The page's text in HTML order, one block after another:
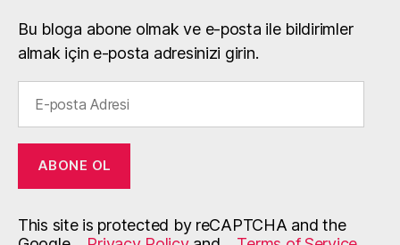
Bu bloga abone olmak ve e-posta ile bildirimler
almak için e-posta adresinizi girin.
posta
Adresi
ABONE OL
This site is protected by reCAPTCHA and the